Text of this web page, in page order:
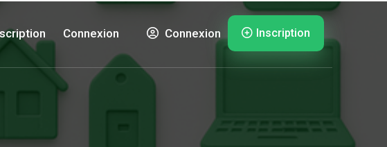
Connexion Connexion Inscription